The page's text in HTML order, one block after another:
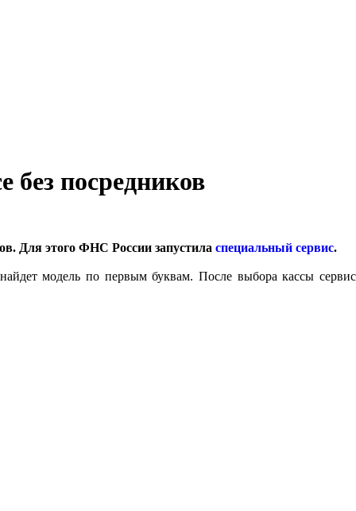
посредников
Для этого ФНС России запустила специальный сервис.
модель по первым буквам. После выбора кассы сервис